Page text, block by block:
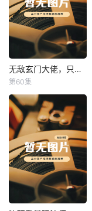
无敌玄门大佬，只听姐姐的话 无敌玄门大佬，只听姐姐的话
第60集